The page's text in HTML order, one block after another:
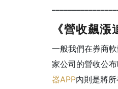
《營收飆
一般我們在券商
家公司的營收公
器APP內則是將